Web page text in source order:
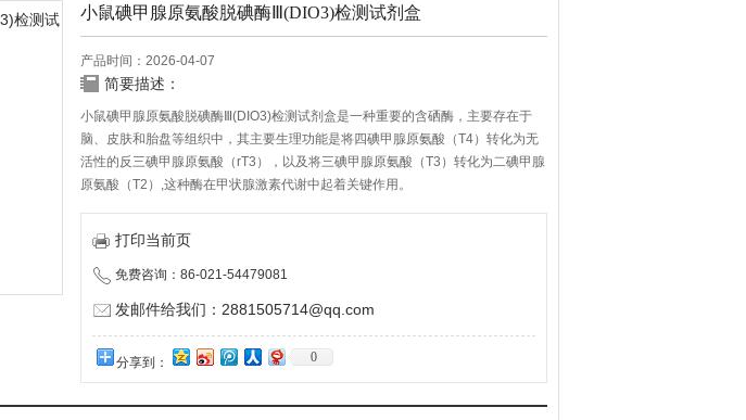
小鼠碘甲腺原氨酸脱碘酶Ⅲ(DIO3)检测试剂盒
产品时间：2026-04-07
简要描述：
小鼠碘甲腺原氨酸脱碘酶Ⅲ(DIO3)检测试剂盒是一种重要的含硒酶，主要存在于
脑、皮肤和胎盘等组织中，其主要生理功能是将四碘甲腺原氨酸（T4）转化为无
活性的反三碘甲腺原氨酸（rT3），以及将三碘甲腺原氨酸（T3）转化为二碘甲腺
原氨酸（T2）,这种酶在甲状腺激素代谢中起着关键作用。
打印当前页
免费咨询：86-021-54479081
发邮件给我们：2881505714@qq.com
分享到： 0